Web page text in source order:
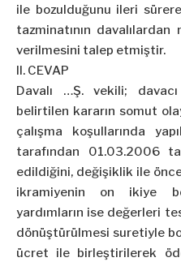
ile bozulduğunu ileri
tazminatının
verilmesini talep etmiştir.
II. CEVAP
Davalı …Ş. vekili;
belirtilen kararın somut
çalışma koşullarında
tarafından 01.03.2006
edildiğini, değişiklik ile
ikramiyenin on ikiye
yardımların ise değerleri
dönüştürülmesi suretiyle
ücret ile birleştirilerek